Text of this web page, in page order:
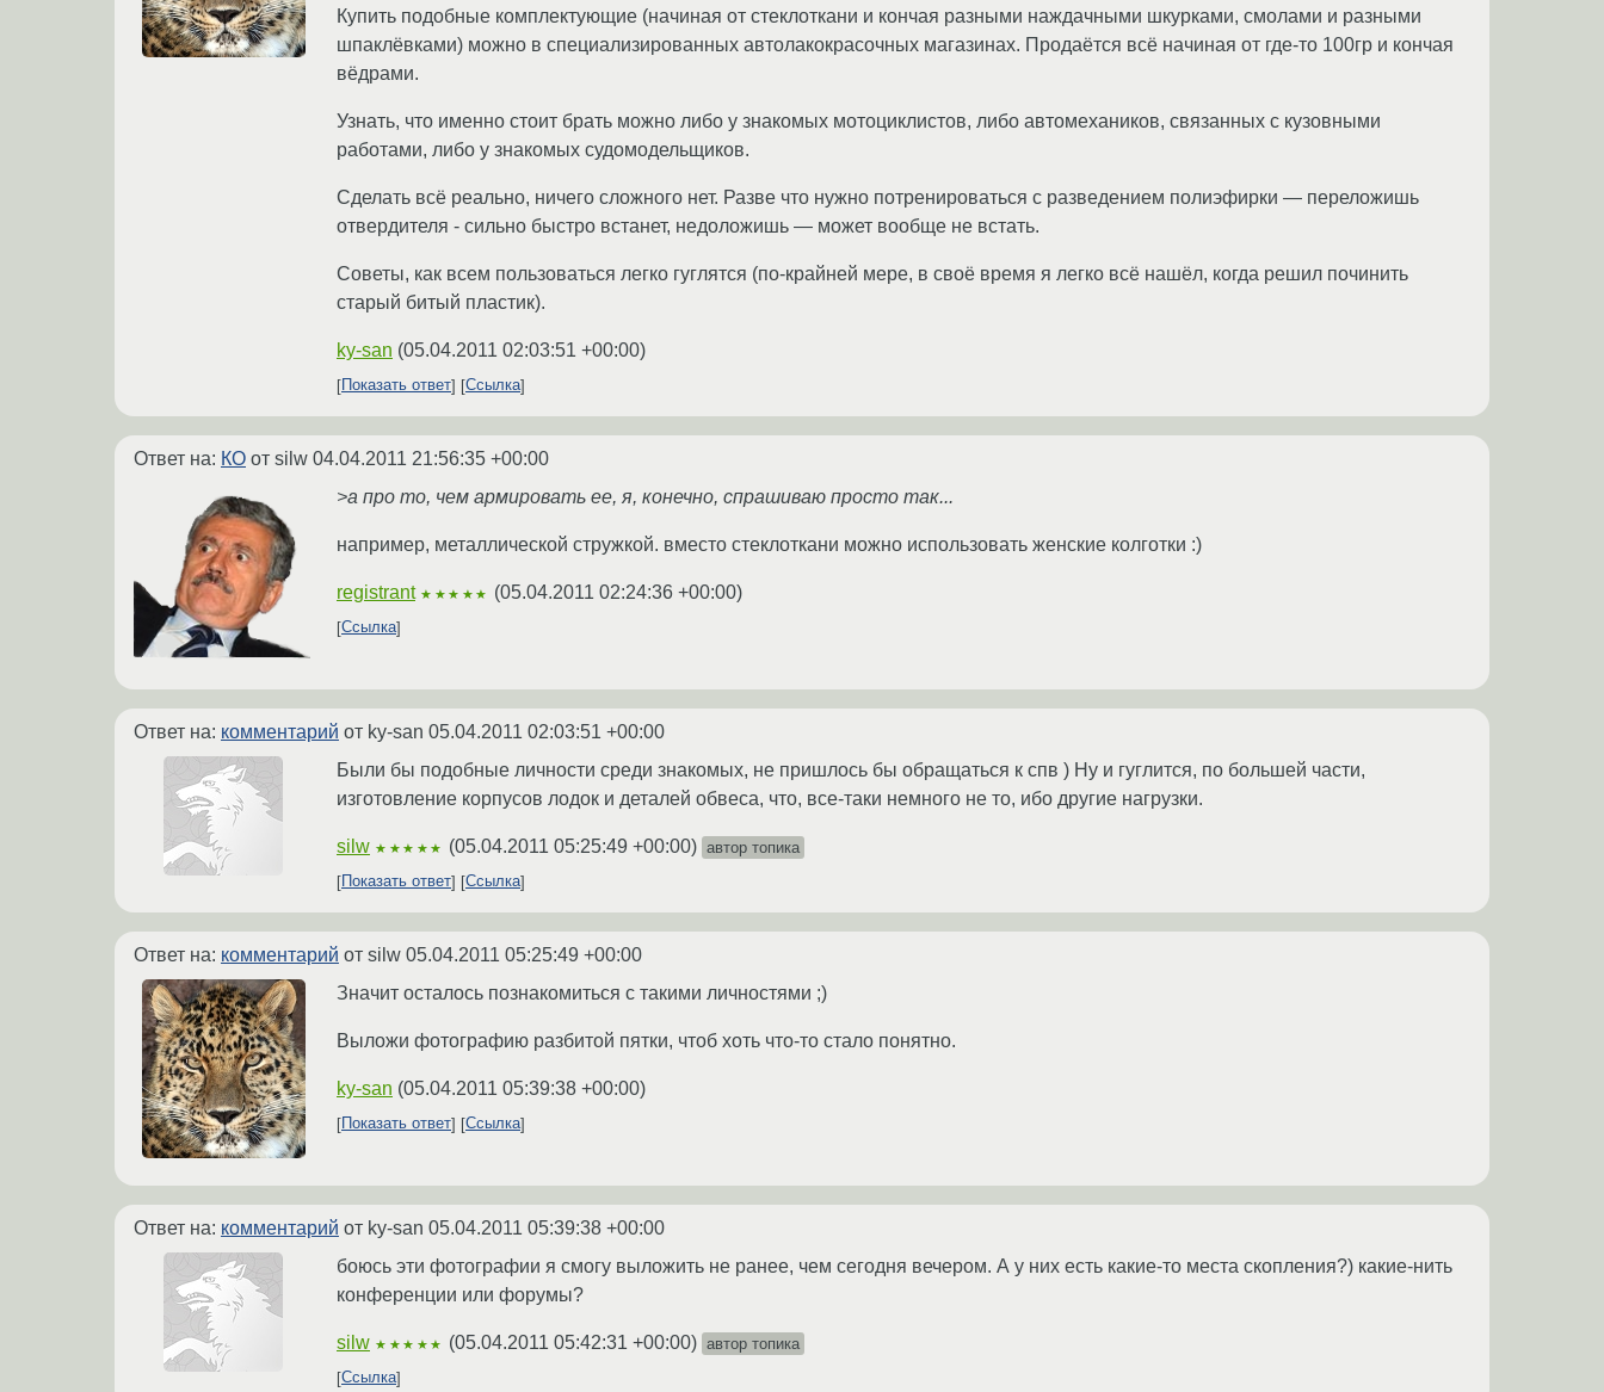
Купить подобные комплектующие (начиная от стеклоткани и кончая разными наждачными шкурками, смолами и разными
шпаклёвками) можно в специализированных автолакокрасочных магазинах. Продаётся всё начиная от где-то 100гр и кончая
вёдрами.
Узнать, что именно стоит брать можно либо у знакомых мотоциклистов, либо автомехаников, связанных с кузовными
работами, либо у знакомых судомодельщиков.
Сделать всё реально, ничего сложного нет. Разве что нужно потренироваться с разведением полиэфирки — переложишь
отвердителя - сильно быстро встанет, недоложишь — может вообще не встать.
Советы, как всем пользоваться легко гуглятся (по-крайней мере, в своё время я легко всё нашёл, когда решил починить
старый битый пластик).
ky-san (05.04.2011 02:03:51 +00:00)
Показать ответ Ссылка
Ответ на: КО от silw 04.04.2011 21:56:35 +00:00
>а про то, чем армировать ее, я, конечно, спрашиваю просто так...
например, металлической стружкой. вместо стеклоткани можно использовать женские колготки :)
registrant ★★★★★ (05.04.2011 02:24:36 +00:00)
Ссылка
Ответ на: комментарий от ky-san 05.04.2011 02:03:51 +00:00
Были бы подобные личности среди знакомых, не пришлось бы обращаться к спв ) Ну и гуглится, по большей части,
изготовление корпусов лодок и деталей обвеса, что, все-таки немного не то, ибо другие нагрузки.
silw ★★★★★ (05.04.2011 05:25:49 +00:00) автор топика
Показать ответ
Ссылка
Ответ на: комментарий от silw 05.04.2011 05:25:49 +00:00
Значит осталось познакомиться с такими личностями ;)
Выложи фотографию разбитой пятки, чтоб хоть что-то стало понятно.
ky-san (05.04.2011 05:39:38 +00:00)
Показать ответ Ссылка
Ответ на: комментарий от ky-san 05.04.2011 05:39:38 +00:00
боюсь эти фотографии я смогу выложить не ранее, чем сегодня вечером. А у них есть какие-то места скопления?) какие-нить
конференции или форумы?
silw ★★★★★ (05.04.2011 05:42:31 +00:00) автор топика
Ссылка